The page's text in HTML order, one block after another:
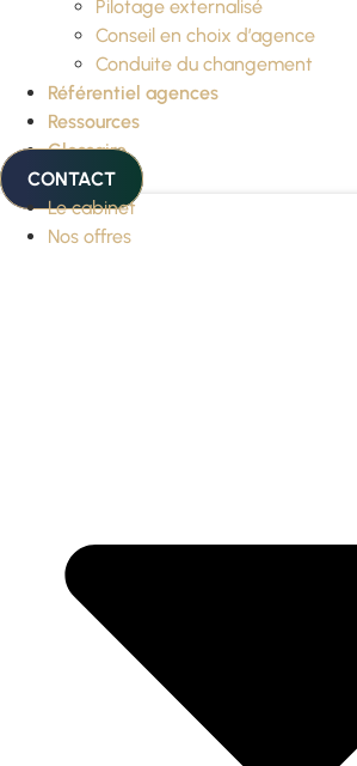
Pilotage externalisé
Conseil en choix d’agence
Conduite du changement
Référentiel agences
Ressources
Glossaire
CONTACT
Le cabinet
Nos offres